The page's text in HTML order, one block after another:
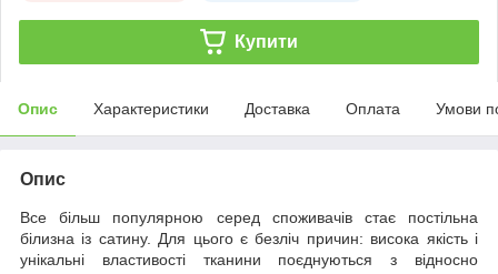
Купити
Опис Характеристики Доставка Оплата Умови
Опис
Все більш популярною серед споживачів стає постільна
білизна із сатину. Для цього є безліч причин: висока якість і
унікальні властивості тканини поєднуються з відносно